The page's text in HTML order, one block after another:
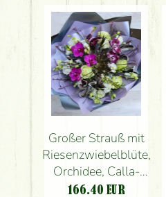
Großer Strauß mit
Riesenzwiebelblüte,
Orchidee, Calla-
Lilie, Eustoma,
166.40 EUR